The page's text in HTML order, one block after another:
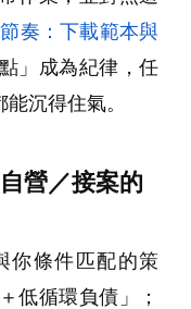
奏：下載範本與
」成為紀律，任
沉得住氣。
營／接案的
你條件匹配的策
低循環負債」；